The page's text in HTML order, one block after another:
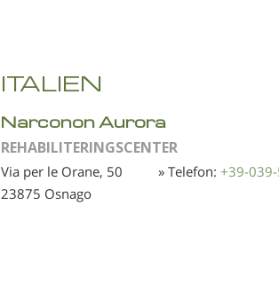
ITALIEN
Narconon Aurora
REHABILITERINGSCENTER
Via per le Orane, 50
23875 Osnago
» Telefon: +39-